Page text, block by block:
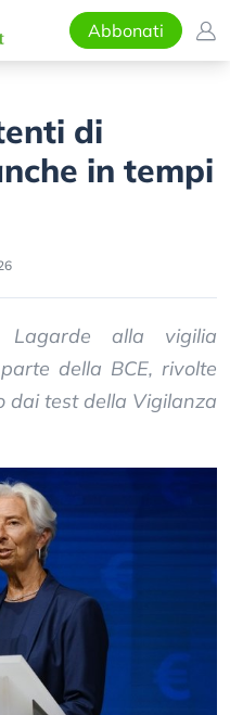
Abbonati
di
in tempi
alla vigilia
della BCE, rivolte
dai test della Vigilanza